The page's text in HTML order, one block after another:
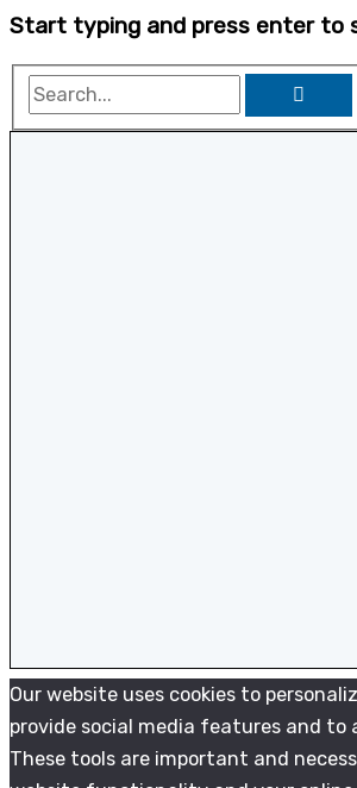
Start typing and press enter to
Our website uses cookies to
provide social media features and to
These tools are important and